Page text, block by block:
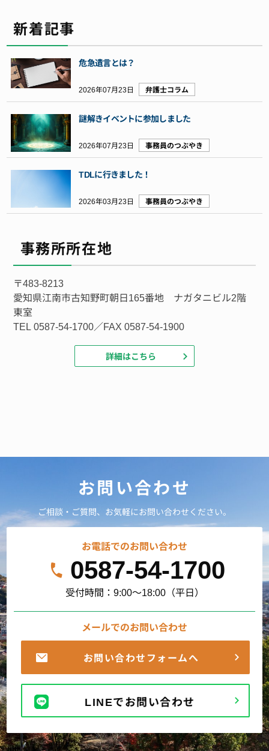
新着記事
危急遺言とは？
2026年07月23日 弁護士コラム
謎解きイベントに参加しました
2026年07月23日 事務員のつぶやき
TDLに行きました！
2026年03月23日 事務員のつぶやき
事務所所在地
〒483-8213
愛知県江南市古知野町朝日165番地 ナガタニビル2階
東室
TEL 0587-54-1700／FAX 0587-54-1900
詳細はこちら
お問い合わせ
ご相談・ご質問、お気軽にお問い合わせください。
お電話でのお問い合わせ
0587-54-1700
受付時間：9:00～18:00（平日）
メールでのお問い合わせ
お問い合わせフォームへ
LINEでお問い合わせ